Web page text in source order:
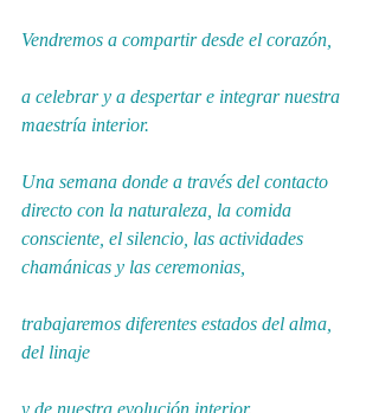
Vendremos a compartir desde el corazón,
a celebrar y a despertar e integrar nuestra
maestría interior.
Una semana donde a través del contacto
directo con la naturaleza, la comida
consciente, el silencio, las actividades
chamánicas y las ceremonias,
trabajaremos diferentes estados del alma,
del linaje
y de nuestra evolución interior.